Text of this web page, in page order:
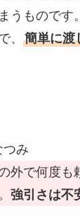
うものです
、 簡単に渡
つみ
外で何度も
強引さは不